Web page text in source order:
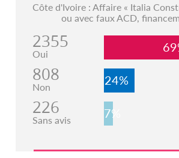
Côte d'Ivoire : Affaire « Italia
ou avec faux ACD,
2355
Oui
808
Non 24%
226
Sans avis 7%